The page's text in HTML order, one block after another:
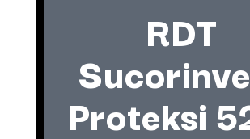
RDT
Proteksi